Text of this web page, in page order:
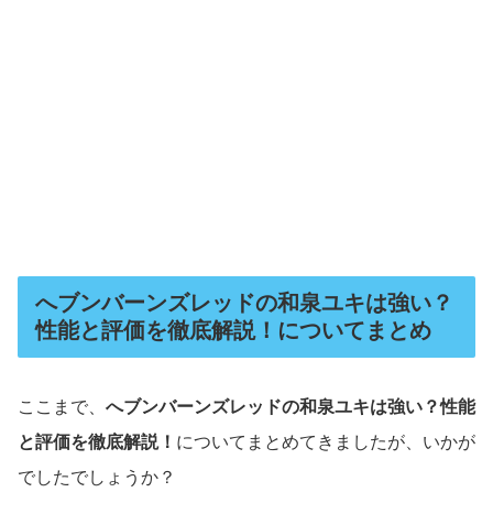
へブンバーンズレッドの和泉ユキは強い？
性能と評価を徹底解説！についてまとめ
ここまで、 へブンバーンズレッドの和泉ユキは強い？性能
と評価を徹底解説！ についてまとめてきましたが、いかが
でしたでしょうか？